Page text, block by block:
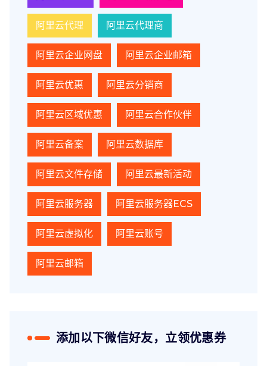
阿里云代理 阿里云代理商
阿里云企业网盘 阿里云企业邮箱
阿里云优惠 阿里云分销商
阿里云区域优惠 阿里云合作伙伴
阿里云备案 阿里云数据库
阿里云文件存储 阿里云最新活动
阿里云服务器 阿里云服务器ECS
阿里云虚拟化 阿里云账号
阿里云邮箱
添加以下微信好友，立领优惠券